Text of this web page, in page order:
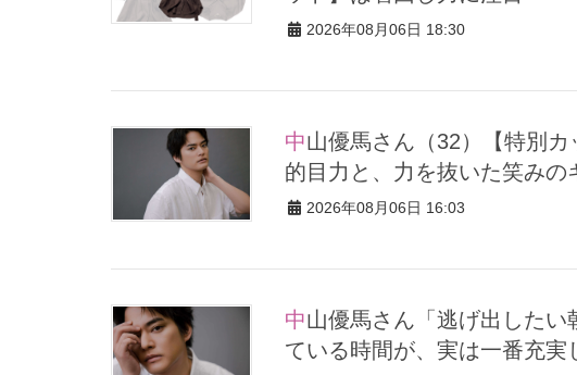
2026年08月06日 18:30
中山優馬さん（32）【特別カット集】心まで見透かすような圧倒
的目力と、力を抜いた笑みの
2026年08月06日 16:03
中山優馬さん「逃げ出したい朝」もあるけれど、課題と向き合っ
ている時間が、実は一番充実